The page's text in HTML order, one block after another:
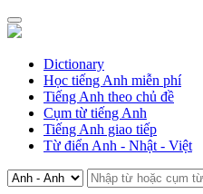
Dictionary
Học tiếng Anh miễn phí
Tiếng Anh theo chủ đề
Cụm từ tiếng Anh
Tiếng Anh giao tiếp
Từ điển Anh - Nhật - Việt